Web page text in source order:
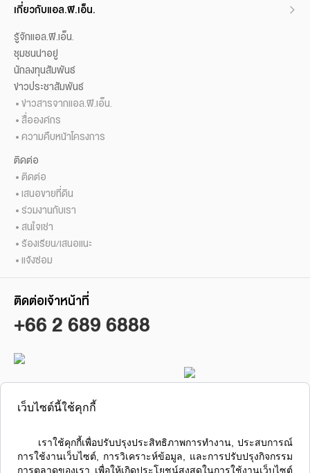
เกี่ยวกับแอล.พี.เอ็น.
รู้จักแอล.พี.เอ็น.
ชุมชนน่าอยู่
นักลงทุนสัมพันธ์
ข่าวประชาสัมพันธ์
ข่าวสารจากแอล.พี.เอ็น.
สื่อองค์กร
ความคืบหน้าโครงการ
ติดต่อ
ติดต่อ
เสนอขายที่ดิน
ร่วมงานกับเรา
สนใจเช่า
ร้องเรียน/เสนอแนะ
แจ้งซ่อม
ติดต่อเจ้าหน้าที่
+66 2 689 6888
ซื้อ / ขาย / เช่า คอนโดลุมพินี
เว็บไซต์นี้ใช้คุกกี้
การใช้งานเว็บไซต์, การวิเคราะห์ข้อมูล, และการปรับปรุงกิจกรรม
การตลาดของเรา เพื่อให้เกิดประโยชน์สูงสุดในการใช้งานเว็บไซต์